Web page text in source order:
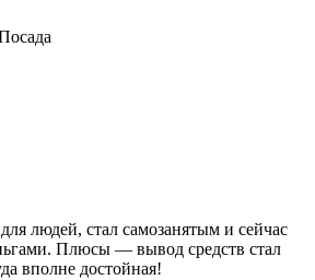
людей, стал самозанятым и сейчас
Плюсы — вывод средств стал
вполне достойная!